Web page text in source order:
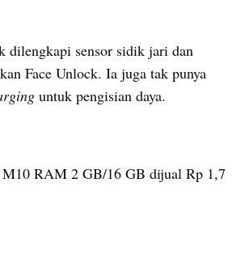
dilengkapi sensor sidik jari dan
Face Unlock. Ia juga tak punya
untuk pengisian daya.
M10 RAM 2 GB/16 GB dijual Rp 1,7